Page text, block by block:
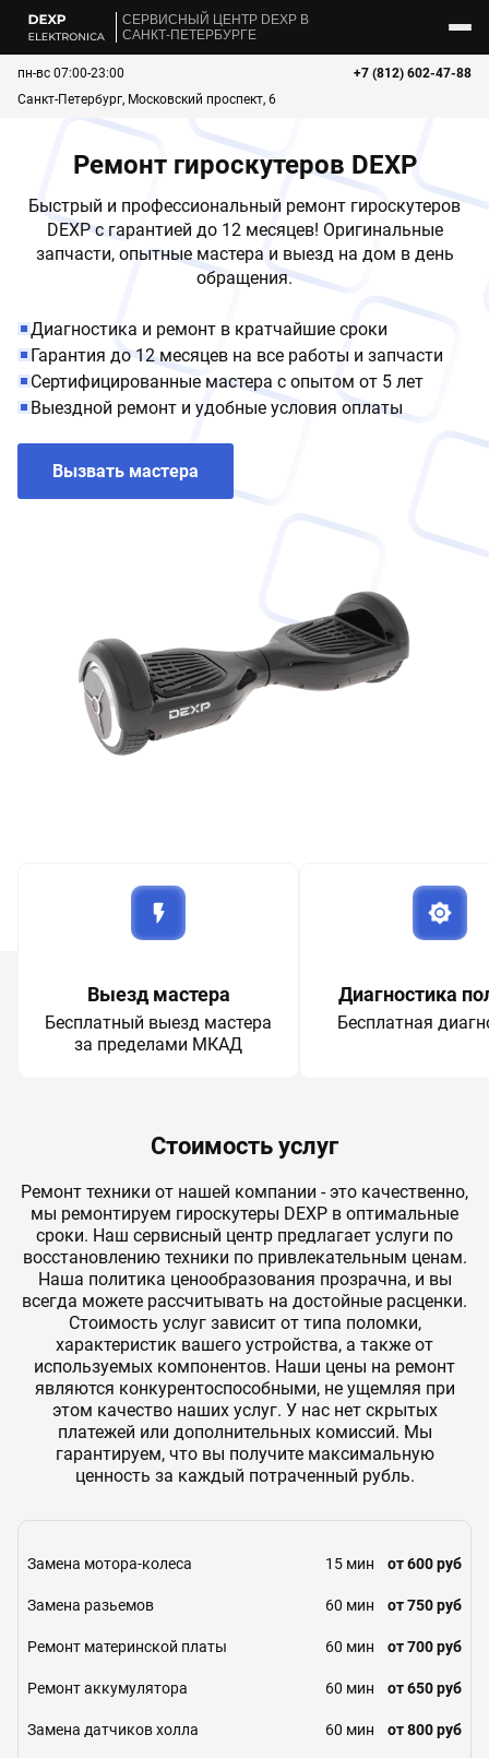
CЕРВИСНЫЙ ЦЕНТР DEXP В
САНКТ-ПЕТЕРБУРГЕ
+7 (812) 602-47-88
пн-вс 07:00-23:00
Санкт-Петербург, Московский проспект, 6
Ремонт гироскутеров DEXP
Быстрый и профессиональный ремонт гироскутеров
DEXP с гарантией до 12 месяцев! Оригинальные
запчасти, опытные мастера и выезд на дом в день
обращения.
Диагностика и ремонт в кратчайшие сроки
Гарантия до 12 месяцев на все работы и запчасти
Сертифицированные мастера с опытом от 5 лет
Выездной ремонт и удобные условия оплаты
Вызвать мастера
Выезд мастера
Бесплатный выезд мастера
за пределами МКАД
Диагностика
Бесплатная
Стоимость услуг
Ремонт техники от нашей компании - это качественно,
мы ремонтируем гироскутеры DEXP в оптимальные
сроки. Наш сервисный центр предлагает услуги по
восстановлению техники по привлекательным ценам.
Наша политика ценообразования прозрачна, и вы
всегда можете рассчитывать на достойные расценки.
Стоимость услуг зависит от типа поломки,
характеристик вашего устройства, а также от
используемых компонентов. Наши цены на ремонт
являются конкурентоспособными, не ущемляя при
этом качество наших услуг. У нас нет скрытых
платежей или дополнительных комиссий. Мы
гарантируем, что вы получите максимальную
ценность за каждый потраченный рубль.
Замена мотора-колеса 15 мин от 600 руб
Замена разьемов 60 мин от 750 руб
Ремонт материнской платы 60 мин от 700 руб
Ремонт аккумулятора 60 мин от 650 руб
Замена датчиков холла 60 мин от 800 руб